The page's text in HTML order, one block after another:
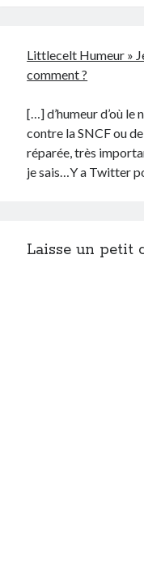
Littlecelt Humeur »
comment ?
[…] d’humeur d’où
contre la SNCF ou
réparée, très
je sais…Y a Twitter
Laisse un petit